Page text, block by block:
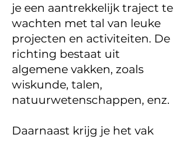
je een aantrekkelijk traject te
wachten met tal van leuke
projecten en activiteiten. De
richting bestaat uit
algemene vakken, zoals
wiskunde, talen,
natuurwetenschappen, enz.
Daarnaast krijg je het vak